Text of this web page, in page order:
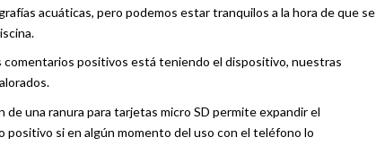
acuáticas, pero podemos estar tranquilos a la hora de que se
comentarios positivos está teniendo el dispositivo, nuestras
de una ranura para tarjetas micro SD permite expandir el
si en algún momento del uso con el teléfono lo